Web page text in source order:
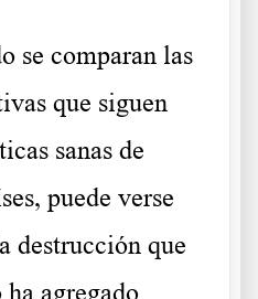
se comparan las
que siguen
sanas de
puede verse
destrucción que
ha agregado